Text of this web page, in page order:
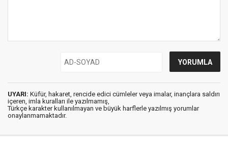
UYARI: Küfür, hakaret, rencide edici cümleler veya imalar, inançlara saldırı
içeren, imla kuralları ile yazılmamış,
Türkçe karakter kullanılmayan ve büyük harflerle yazılmış yorumlar
onaylanmamaktadır.